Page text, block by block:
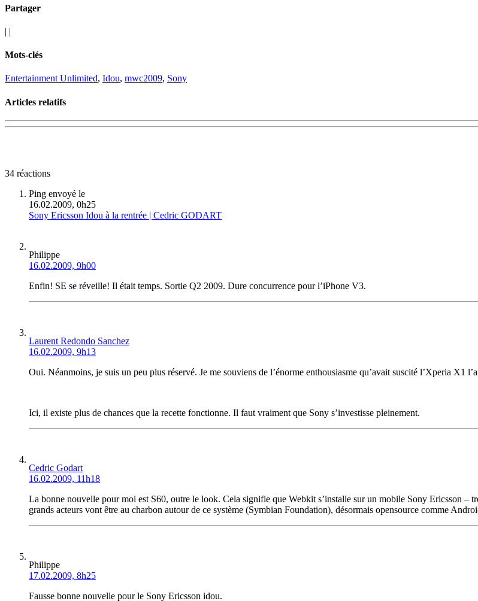
Partager
| |
Mots-clés
Entertainment Unlimited, Idou, mwc2009, Sony
Articles relatifs
34 réactions
Ping envoyé le
16.02.2009, 0h25
Sony Ericsson Idou à la rentrée | Cedric GODART
Philippe
16.02.2009, 9h00
Enfin! SE se réveille! Il était temps. Sortie Q2 2009. Dure concurrence pour l’iPhone V3.
Laurent Redondo Sanchez
16.02.2009, 9h13
Oui. Néanmoins, je suis un peu plus réservé. Je me souviens de l’énorme enthousiasme qu’avait suscité l’Xperia X1
Ici, il existe plus de chances que la recette fonctionne. Il faut vraiment que Sony s’investisse pleinement.
Cedric Godart
16.02.2009, 11h18
La bonne nouvelle pour moi est S60, outre le look. Cela signifie que Webkit s’installe sur un mobile Sony Ericsson –
grands acteurs vont être au charbon autour de ce système (Symbian Foundation), désormais opensource comme
Philippe
17.02.2009, 8h25
Fausse bonne nouvelle pour le Sony Ericsson idou.